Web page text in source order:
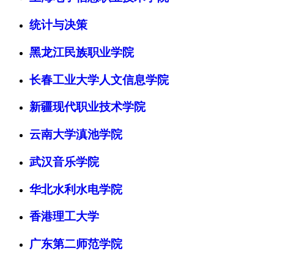
统计与决策
黑龙江民族职业学院
长春工业大学人文信息学院
新疆现代职业技术学院
云南大学滇池学院
武汉音乐学院
华北水利水电学院
香港理工大学
广东第二师范学院